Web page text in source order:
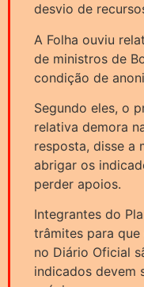
desvio de
A Folha ouviu
de ministros de
condição de
Segundo eles, o
relativa demora
resposta, disse a
abrigar os
perder apoios.
Integrantes do
trâmites para
no Diário Oficial
indicados devem